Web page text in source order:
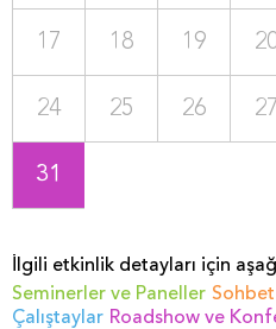
17 18 19
24 25 26 27
31
İlgili etkinlik detayları için
Seminerler ve Paneller Sohbet
Çalıştaylar Roadshow ve